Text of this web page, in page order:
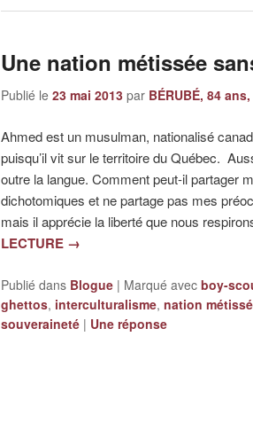
Une nation métissée
Publié le 23 mai 2013 par BÉRUBÉ, 84
Ahmed est un musulman, nationalisé
puisqu’il vit sur le territoire du Québec.
outre la langue. Comment peut-il partager
dichotomiques et ne partage pas mes
mais il apprécie la liberté que nous
LECTURE →
Publié dans Blogue | Marqué avec boy-
ghettos, interculturalisme, nation
souveraineté | Une réponse